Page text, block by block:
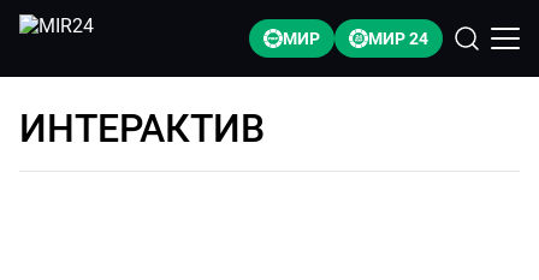
МИР МИР 24
ИНТЕРАКТИВ